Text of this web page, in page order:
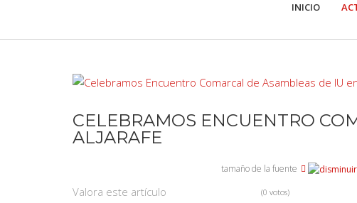
INICIO
CELEBRAMOS ENCUENTRO
ALJARAFE
tamaño de la fuente
Valora este artículo (0 votos)